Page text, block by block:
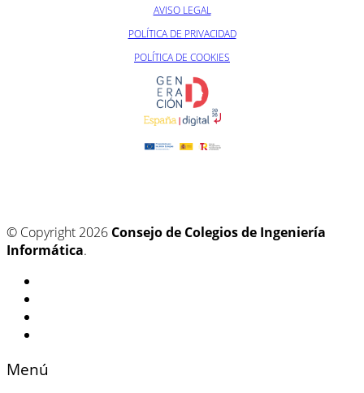
AVISO LEGAL
POLÍTICA DE PRIVACIDAD
POLÍTICA DE COOKIES
© Copyright 2026 Consejo de Colegios de Ingeniería
Informática.
Menú